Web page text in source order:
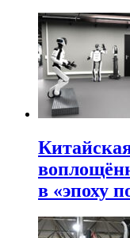
в «эпоху